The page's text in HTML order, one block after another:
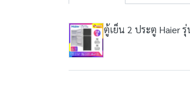
ตู้เย็น 2 ประตู Haier